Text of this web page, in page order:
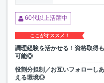
60代以上活躍中
ここがオススメ！
調理経験を活かせる！資格取得も
可能◎
役割分担制／お互いフォローしあ
える環境◎